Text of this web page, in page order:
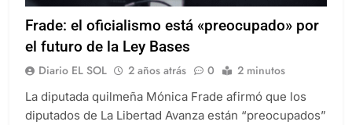
Frade: el oficialismo está «preocupado» por
el futuro de la Ley Bases
Diario EL SOL 2 años atrás 0 2 minutos
La diputada quilmeña Mónica Frade afirmó que los
diputados de La Libertad Avanza están “preocupados”